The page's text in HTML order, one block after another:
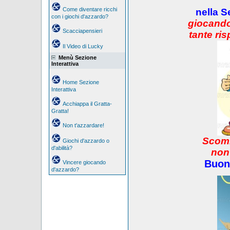
Come diventare ricchi
con i giochi d'azzardo?
Scacciapensieri
Il Video di Lucky
Menù Sezione
Interattiva
Home Sezione
Interattiva
Acchiappa il Gratta-
Gratta!
Non t'azzardare!
Giochi d'azzardo o
d'abilità?
Vincere giocando
d'azzardo?
nella
tante